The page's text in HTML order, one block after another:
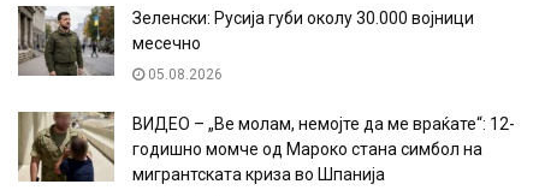
Зеленски: Русија губи околу 30.000 војници
месечно
05.08.2026
ВИДЕО – „Ве молам, немојте да ме враќате“: 12-
годишно момче од Мароко стана симбол на
мигрантската криза во Шпанија